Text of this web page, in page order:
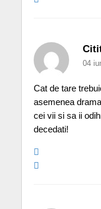
04
Cat de tare
asemenea
cei vii si sa ii
decedati!